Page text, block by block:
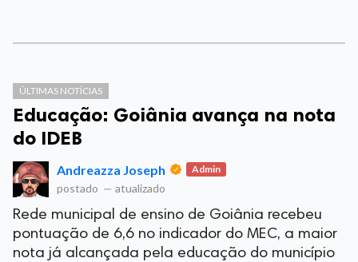
ÚLTIMAS NOTÍCIAS
Educação: Goiânia avança na nota
do IDEB
Andreazza Joseph Admin
postado — atualizado
Rede municipal de ensino de Goiânia recebeu
pontuação de 6,6 no indicador do MEC, a maior
nota já alcançada pela educação do município